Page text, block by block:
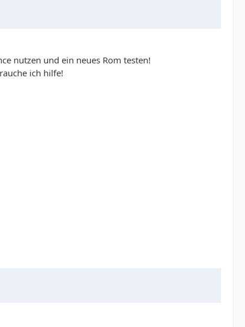
nutzen und ein neues Rom testen!
ich hilfe!